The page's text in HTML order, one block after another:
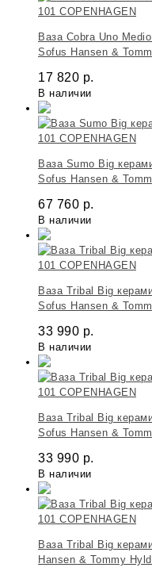
101 COPENHAGEN
Ваза Cobra Uno
Sofus Hansen &
17 820 р.
В наличии
101 COPENHAGEN
Ваза Sumo Big
Sofus Hansen &
67 760 р.
В наличии
101 COPENHAGEN
Ваза Tribal Big
Sofus Hansen &
33 990 р.
В наличии
101 COPENHAGEN
Ваза Tribal Big
Sofus Hansen &
33 990 р.
В наличии
101 COPENHAGEN
Ваза Tribal Big
Hansen & Tommy